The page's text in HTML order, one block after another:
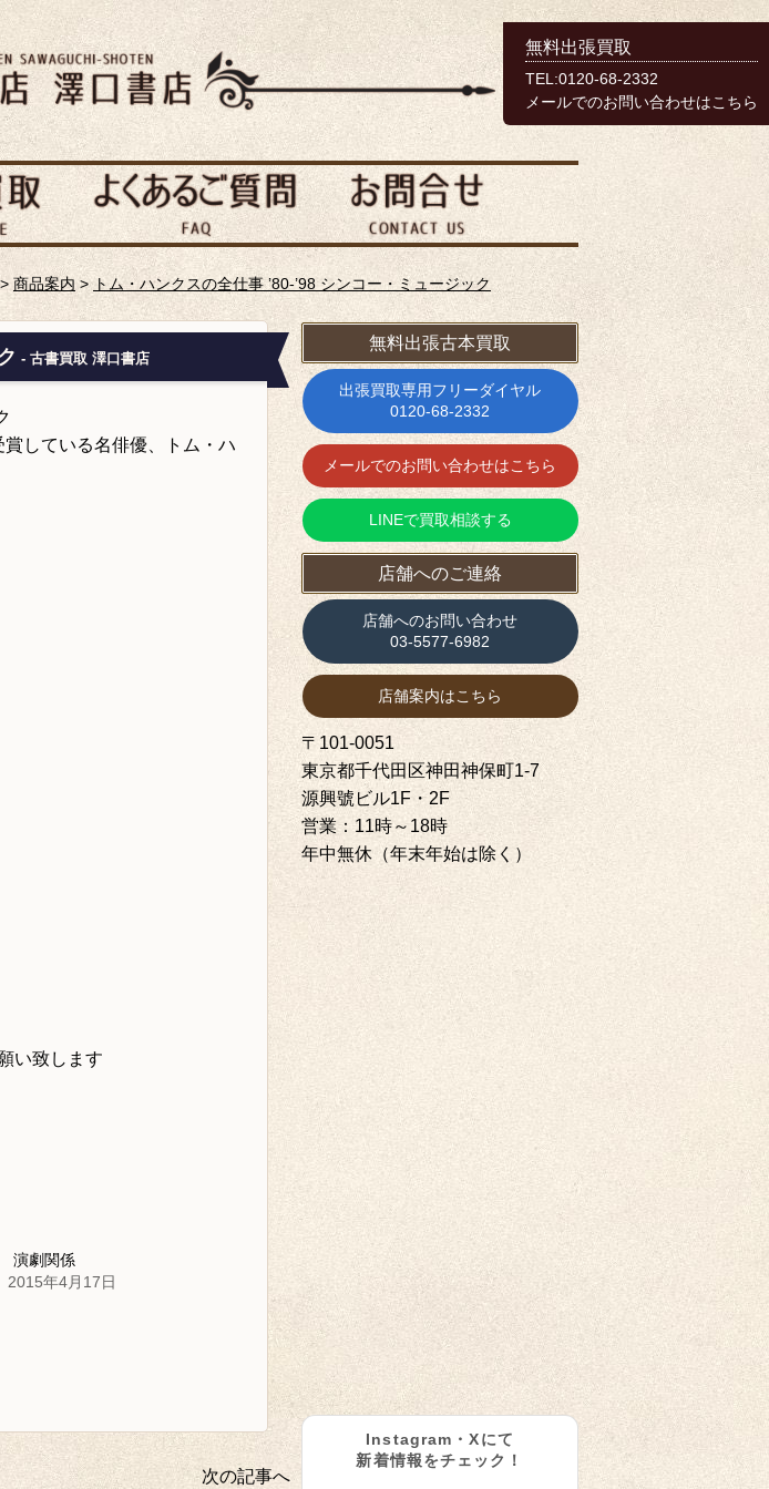
商品案内> トム・ハンクスの全仕事 ’80-’98 シンコー・ミュージック
- 古書買取 澤口書店
している名俳優、トム・ハ
い致します
演劇関係
2015年4月17日
次の記事へ
無料出張古本買取
出張買取専用フリーダイヤル
0120-68-2332
メールでのお問い合わせはこちら
LINEで買取相談する
店舗へのご連絡
店舗へのお問い合わせ
03-5577-6982
店舗案内はこちら
〒101-0051
東京都千代田区神田神保町1‐7
源興號ビル1F・2F
営業：11時～18時
年中無休（年末年始は除く）
Instagram・Xにて
新着情報をチェック！
無料出張買取
TEL:0120-68-2332
メールでのお問い合わせはこちら